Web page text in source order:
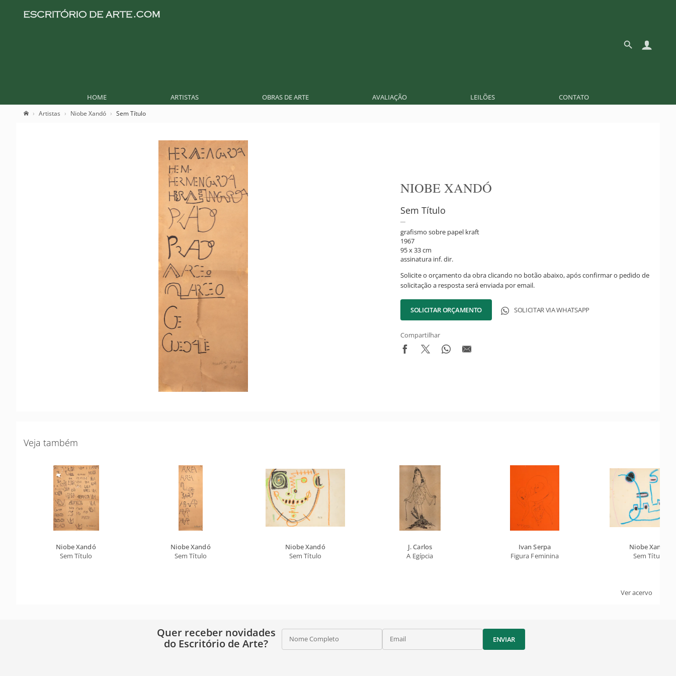
HOME ARTISTAS OBRAS DE ARTE AVALIAÇÃO LEILÕES CONTATO
Artistas Niobe Xandó Sem Título
NIOBE XANDÓ
Sem Título
grafismo sobre papel kraft
1967
95 x 33 cm
assinatura inf. dir.
Solicite o orçamento da obra clicando no botão abaixo, após confirmar o pedido de
solicitação a resposta será enviada por email.
SOLICITAR ORÇAMENTO SOLICITAR VIA WHATSAPP
Compartilhar
Veja também
Niobe Xandó
Sem Título
Niobe Xandó
Sem Título
Niobe Xandó
Sem Título
J. Carlos
A Egípcia
Ivan Serpa
Figura Feminina
Niobe Xandó
Sem Título
Ver acervo
Quer receber novidades
do Escritório de Arte?
Nome Completo Email ENVIAR